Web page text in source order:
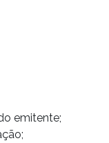
emitente;